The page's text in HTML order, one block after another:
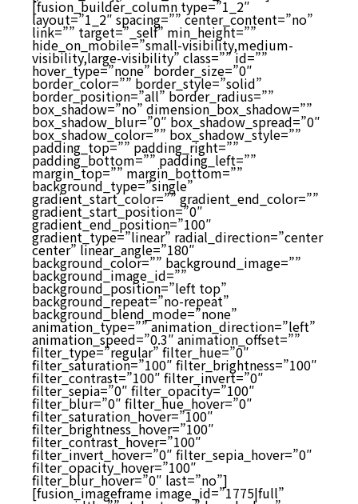
[fusion_builder_column type=”1_2″
layout=”1_2″ spacing=”” center_content=”no”
link=”” target=”_self” min_height=””
hide_on_mobile=”small-visibility,medium-
visibility,large-visibility” class=”” id=””
hover_type=”none” border_size=”0″
border_color=”” border_style=”solid”
border_position=”all” border_radius=””
box_shadow=”no” dimension_box_shadow=””
box_shadow_blur=”0″ box_shadow_spread=”0″
box_shadow_color=”” box_shadow_style=””
padding_top=”” padding_right=””
padding_bottom=”” padding_left=””
margin_top=”” margin_bottom=””
background_type=”single”
gradient_start_color=”” gradient_end_color=””
gradient_start_position=”0″
gradient_end_position=”100″
gradient_type=”linear” radial_direction=”center
center” linear_angle=”180″
background_color=”” background_image=””
background_image_id=””
background_position=”left top”
background_repeat=”no-repeat”
background_blend_mode=”none”
animation_type=”” animation_direction=”left”
animation_speed=”0.3″ animation_offset=””
filter_type=”regular” filter_hue=”0″
filter_saturation=”100″ filter_brightness=”100″
filter_contrast=”100″ filter_invert=”0″
filter_sepia=”0″ filter_opacity=”100″
filter_blur=”0″ filter_hue_hover=”0″
filter_saturation_hover=”100″
filter_brightness_hover=”100″
filter_contrast_hover=”100″
filter_invert_hover=”0″ filter_sepia_hover=”0″
filter_opacity_hover=”100″
filter_blur_hover=”0″ last=”no”]
[fusion_imageframe image_id=”1775|full”